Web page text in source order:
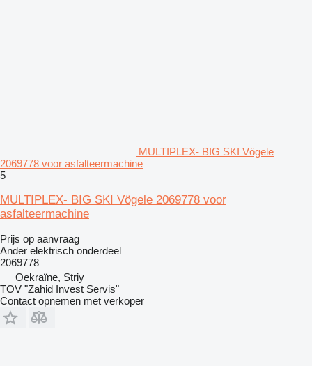
MULTIPLEX- BIG SKI Vögele
2069778 voor asfalteermachine
5
MULTIPLEX- BIG SKI Vögele 2069778 voor
asfalteermachine
Prijs op aanvraag
Ander elektrisch onderdeel
2069778
Oekraïne, Striy
TOV "Zahid Invest Servis"
Contact opnemen met verkoper